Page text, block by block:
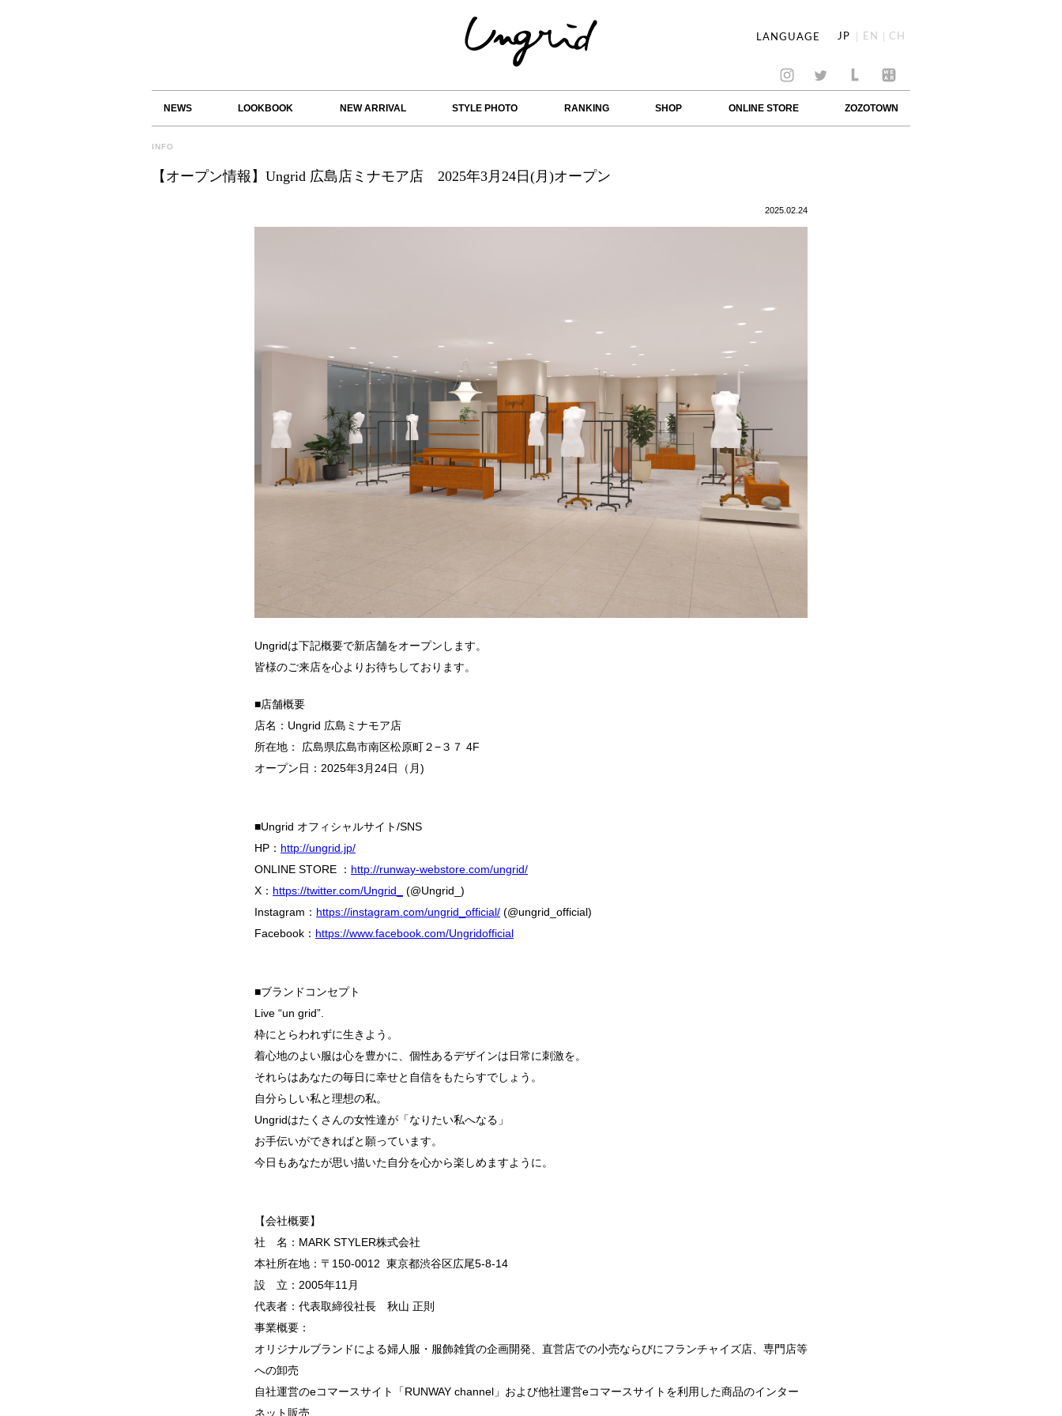
LANGUAGE JP EN CH
NEWS LOOKBOOK NEW ARRIVAL STYLE PHOTO RANKING SHOP ONLINE STORE ZOZOTOWN
INFO
【オープン情報】Ungrid 広島店ミナモア店 2025年3月24日(月)オープン
2025.02.24
Ungridは下記概要で新店舗をオープンします。
皆様のご来店を心よりお待ちしております。
■店舗概要
店名：Ungrid 広島ミナモア店
所在地： 広島県広島市南区松原町２−３７ 4F
オープン日：2025年3月24日（月)
■Ungrid オフィシャルサイト/SNS
HP： http://ungrid.jp/
ONLINE STORE ： http://runway-webstore.com/ungrid/
X： https://twitter.com/Ungrid_
(@Ungrid_)
Instagram： https://instagram.com/ungrid_official/ (@ungrid_official)
Facebook： https://www.facebook.com/Ungridofficial
■ブランドコンセプト
Live “un grid”.
枠にとらわれずに生きよう。
着心地のよい服は心を豊かに、個性あるデザインは日常に刺激を。
それらはあなたの毎日に幸せと自信をもたらすでしょう。
自分らしい私と理想の私。
Ungridはたくさんの女性達が「なりたい私へなる」
お手伝いができればと願っています。
今日もあなたが思い描いた自分を心から楽しめますように。
【会社概要】
社 名：MARK STYLER株式会社
本社所在地：〒150-0012 東京都渋谷区広尾5-8-14
設 立：2005年11月
代表者：代表取締役社長 秋山 正則
事業概要：
オリジナルブランドによる婦人服・服飾雑貨の企画開発、直営店での小売ならびにフランチャイズ店、専門店等
への卸売
自社運営のeコマースサイト「RUNWAY channel」および他社運営eコマースサイトを利用した商品のインター
ネット販売